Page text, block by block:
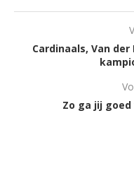
Cardinaals, Van
Zo ga jij